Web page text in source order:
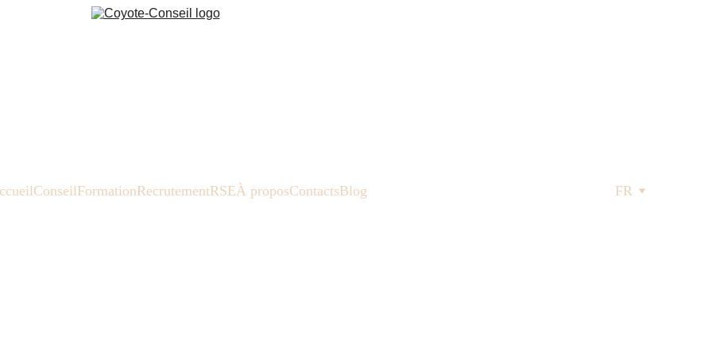
ConseilFormationRecrutementRSEÀ proposContactsBlog FR